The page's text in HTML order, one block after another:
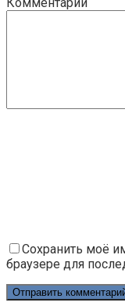
Сохранить моё
браузере для